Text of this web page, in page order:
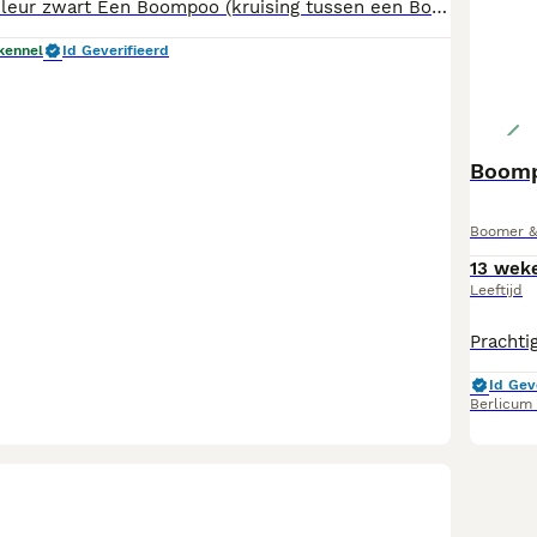
Prachtige pups kleur zwart Een Boompoo (kruising tussen een Boomer en een Poedel) staat bekend als een sociaal, lief, leergierig en aanhankelijk gezelschapshondje. Het is een ideale gezinshond die dol is op aandacht, erg speels is en zich makkelijk aanpast aan de leefomgeving.
Id Geverifieerd
Boomer
13
Leeftijd
Id
Berlicum